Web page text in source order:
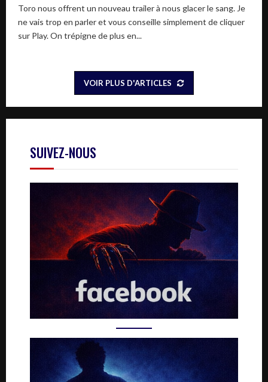
Toro nous offrent un nouveau trailer à nous glacer le sang. Je
ne vais trop en parler et vous conseille simplement de cliquer
sur Play. On trépigne de plus en...
VOIR PLUS D'ARTICLES
SUIVEZ-NOUS